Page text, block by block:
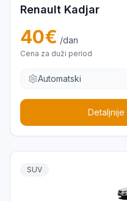
Renault Kadjar
40€ /dan
Cena za duži period
Automatski
SUV